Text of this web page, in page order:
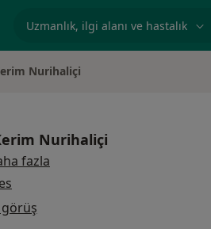
Nurihaliçi
Nurihaliçi
fazla